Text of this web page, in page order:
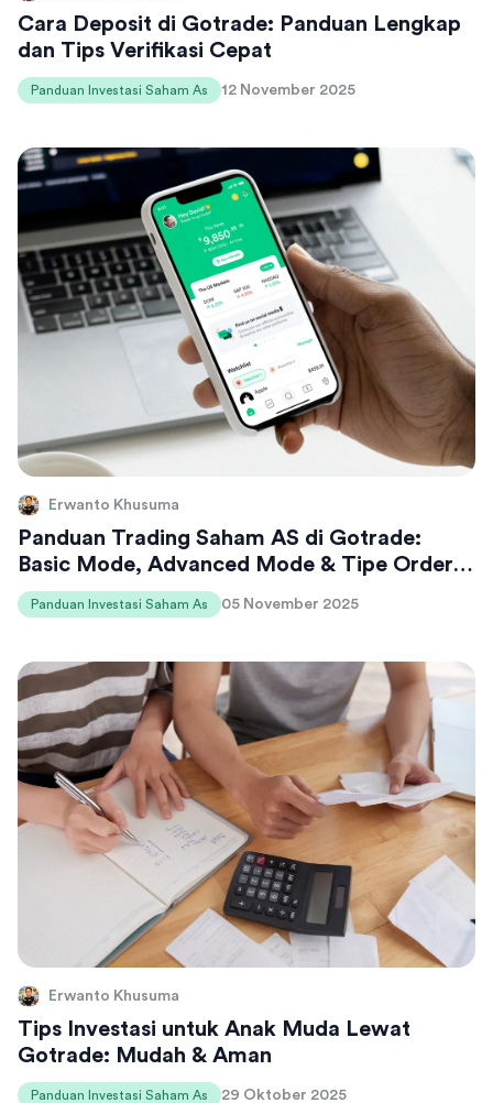
Cara Deposit di Gotrade: Panduan Lengkap
dan Tips Verifikasi Cepat
Panduan Investasi Saham As 12 November 2025
Erwanto Khusuma
Panduan Trading Saham AS di Gotrade:
Basic Mode, Advanced Mode & Tipe Order
Lengkap
Panduan Investasi Saham As 05 November 2025
Erwanto Khusuma
Tips Investasi untuk Anak Muda Lewat
Gotrade: Mudah & Aman
Panduan Investasi Saham As 29 Oktober 2025